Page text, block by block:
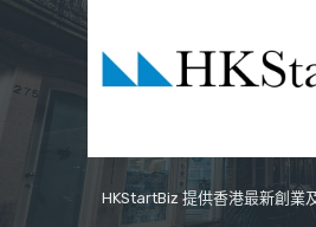
HKStartBiz 提供香港最新創業